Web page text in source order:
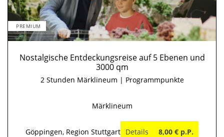
PREMIUM
Nostalgische Entdeckungsreise auf 5 Ebenen und
3000 qm
2 Stunden Märklineum | Programmpunkte
Märklineum
Göppingen, Region Stuttgart Details 8,00 € p.P.